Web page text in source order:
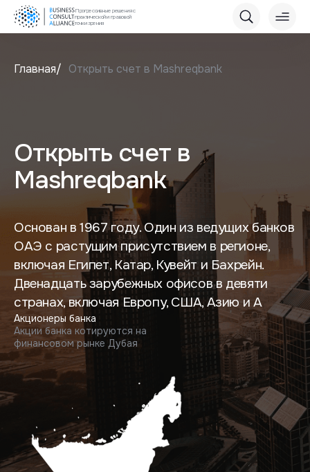
Прогрессивные решения с
практической и правовой
точки зрения
Главная Открыть счет в Mashreqbank
Открыть счет в
Mashreqbank
Основан в 1967 году. Один из ведущих банков
ОАЭ с растущим присутствием в регионе,
включая Египет, Катар, Кувейт и Бахрейн.
Двенадцать зарубежных офисов в девяти
странах, включая Европу, США, Азию и А
Акционеры банка
Акции банка котируются на
финансовом рынке Дубая